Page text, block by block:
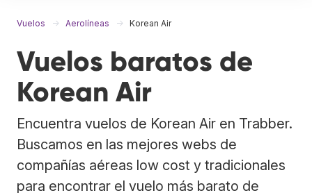
Vuelos Aerolíneas Korean Air
Vuelos baratos de
Korean Air
Encuentra vuelos de Korean Air en Trabber.
Buscamos en las mejores webs de
compañías aéreas low cost y tradicionales
para encontrar el vuelo más barato de